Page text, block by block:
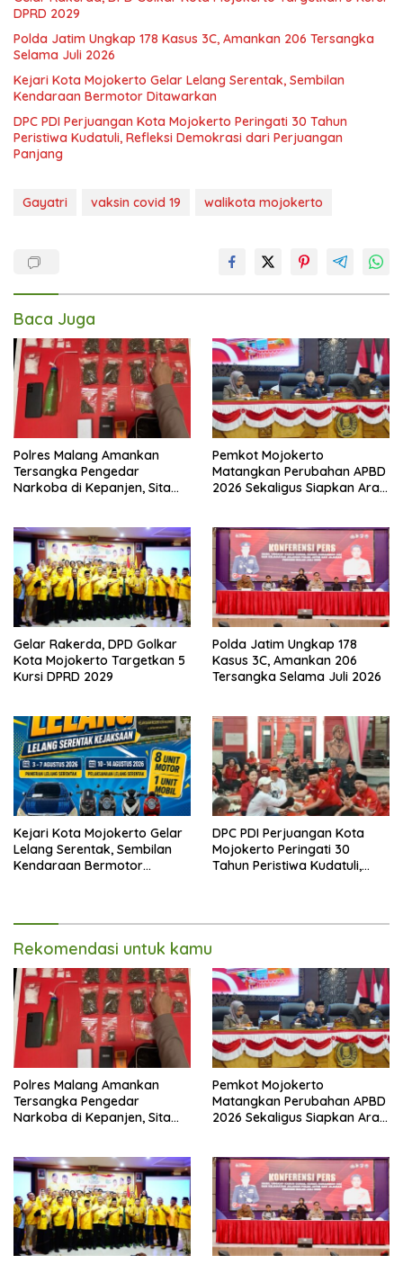
DPRD 2029
Polda Jatim Ungkap 178 Kasus 3C, Amankan 206 Tersangka
Selama Juli 2026
Kejari Kota Mojokerto Gelar Lelang Serentak, Sembilan
Kendaraan Bermotor Ditawarkan
DPC PDI Perjuangan Kota Mojokerto Peringati 30 Tahun
Peristiwa Kudatuli, Refleksi Demokrasi dari Perjuangan
Panjang
Gayatri vaksin covid 19 walikota mojokerto
Baca Juga
Polres Malang Amankan
Tersangka Pengedar
Narkoba di Kepanjen, Sita
Pemkot Mojokerto
Matangkan Perubahan APBD
2026 Sekaligus Siapkan Arah
Gelar Rakerda, DPD Golkar
Kota Mojokerto Targetkan 5
Kursi DPRD 2029
Polda Jatim Ungkap 178
Kasus 3C, Amankan 206
Tersangka Selama Juli 2026
Kejari Kota Mojokerto Gelar
Lelang Serentak, Sembilan
Kendaraan Bermotor
DPC PDI Perjuangan Kota
Mojokerto Peringati 30
Tahun Peristiwa Kudatuli,
Rekomendasi untuk kamu
Polres Malang Amankan
Tersangka Pengedar
Narkoba di Kepanjen, Sita
Pemkot Mojokerto
Matangkan Perubahan APBD
2026 Sekaligus Siapkan Arah